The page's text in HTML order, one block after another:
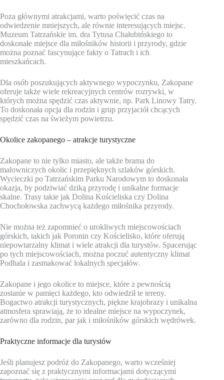
Poza głównymi atrakcjami, warto poświęcić czas na
odwiedzenie mniejszych, ale równie interesujących miejsc.
Muzeum Tatrzańskie im. dra Tytusa Chałubińskiego to
doskonałe miejsce dla miłośników historii i przyrody, gdzie
można poznać fascynujące fakty o Tatrach i ich
mieszkańcach.
Dla osób poszukujących aktywnego wypoczynku, Zakopane
oferuje także wiele rekreacyjnych centrów rozrywki, w
których można spędzić czas aktywnie, np. Park Linowy Tatry.
To doskonała opcja dla rodzin i grup przyjaciół chcących
spędzić czas na świeżym powietrzu.
Okolice zakopanego – atrakcje turystyczne
Zakopane to nie tylko miasto, ale także brama do
malowniczych okolic i przepięknych szlaków górskich.
Wycieczki po Tatrzańskim Parku Narodowym to doskonała
okazja, by podziwiać dziką przyrodę i unikalne formacje
skalne. Trasy takie jak Dolina Kościeliska czy Dolina
Chochołowska zachwycą każdego miłośnika przyrody.
Nie można też zapomnieć o urokliwych miejscowościach
górskich, takich jak Poronin czy Kościelisko, które oferują
niepowtarzalny klimat i wiele atrakcji dla turystów. Spacerując
po tych miejscowościach, można poczuć autentyczny klimat
Podhala i zasmakować lokalnych specjałów.
Zakopane i jego okolice to miejsce, które z pewnością
zostanie w pamięci każdego, kto odwiedził te tereny.
Bogactwo atrakcji turystycznych, piękne krajobrazy i unikalna
atmosfera sprawiają, że to idealne miejsce na wypoczynek,
zarówno dla rodzin, par jak i miłośników górskich wędrówek.
Praktyczne informacje dla turystów
Jeśli planujesz podróż do Zakopanego, warto wcześniej
zapoznać się z praktycznymi informacjami dotyczącymi